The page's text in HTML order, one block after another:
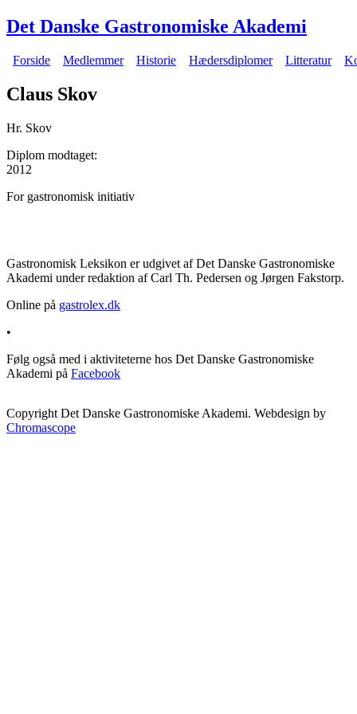
Gå til hovedindhold
Det Danske Gastronomiske Akademi
Forside Medlemmer Historie Hædersdiplomer Litteratur
Claus Skov
Hr. Skov
Diplom modtaget:
2012
For gastronomisk initiativ
Gastronomisk Leksikon er udgivet af Det Danske Gastronomiske
Akademi under redaktion af Carl Th. Pedersen og Jørgen Fakstorp.
Online på gastrolex.dk
•
Følg også med i aktiviteterne hos Det Danske Gastronomiske
Akademi på Facebook
Copyright Det Danske Gastronomiske Akademi. Webdesign by
Chromascope